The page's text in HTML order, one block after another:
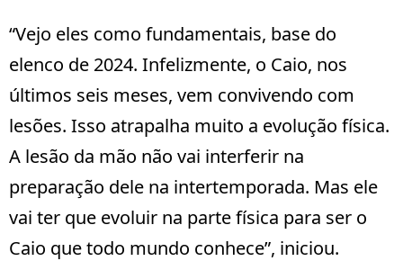
“Vejo eles como fundamentais, base do
elenco de 2024. Infelizmente, o Caio, nos
últimos seis meses, vem convivendo com
lesões. Isso atrapalha muito a evolução física.
A lesão da mão não vai interferir na
preparação dele na intertemporada. Mas ele
vai ter que evoluir na parte física para ser o
Caio que todo mundo conhece”, iniciou.